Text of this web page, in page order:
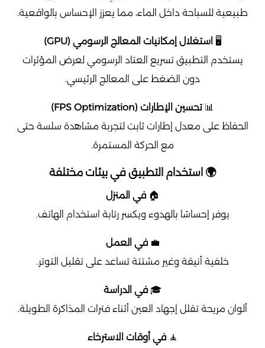
طبيعية للسباحة داخل الماء، مما يعزز الإحساس بالواقعية.
🖥️ استغلال إمكانيات المعالج الرسومي (GPU)
يستخدم التطبيق تسريع العتاد الرسومي لعرض المؤثرات
دون الضغط على المعالج الرئيسي.
📊 تحسين الإطارات (FPS Optimization)
الحفاظ على معدل إطارات ثابت لتجربة مشاهدة سلسة حتى
مع الحركة المستمرة.
🌍 استخدام التطبيق في بيئات مختلفة
🏠 في المنزل
يوفر إحساسًا بالهدوء ويكسر رتابة استخدام الهاتف.
💼في العمل
خلفية أنيقة وغير مشتتة تساعد على تقليل التوتر.
🎓 في الدراسة
ألوان مريحة تقلل إجهاد العين أثناء فترات المذاكرة الطويلة.
🧘في أوقات الاسترخاء